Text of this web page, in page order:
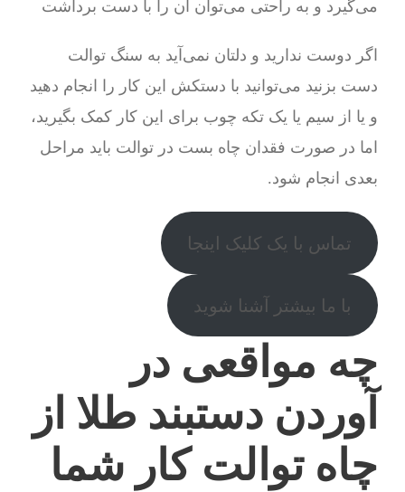
می‌گیرد و به راحتی می‌توان آن را با دست برداشت
اگر دوست ندارید و دلتان نمی‌آید به سنگ توالت
دست بزنید می‌توانید با دستکش این کار را انجام دهید
و یا از سیم یا یک تکه چوب برای این کار کمک بگیرید،
اما در صورت فقدان چاه بست در توالت باید مراحل
بعدی انجام شود.
تماس با یک کلیک اینجا
با ما بیشتر آشنا شوید
چه مواقعی در
آوردن دستبند طلا از
چاه توالت کار شما